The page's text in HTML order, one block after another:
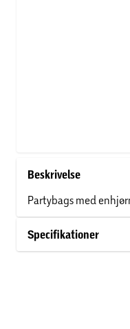
Beskrivelse
Partybags med
Specifikationer